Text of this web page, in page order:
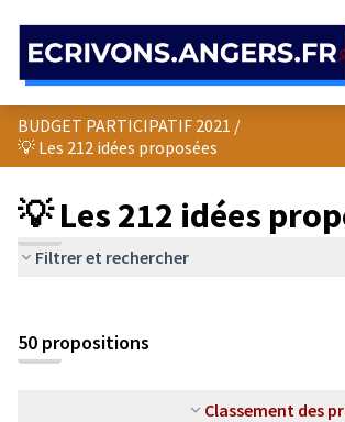
BUDGET PARTICIPATIF 2021 /
💡 Les 212 idées proposées
💡 Les 212 idées
Filtrer et rechercher
50 propositions
Classement des